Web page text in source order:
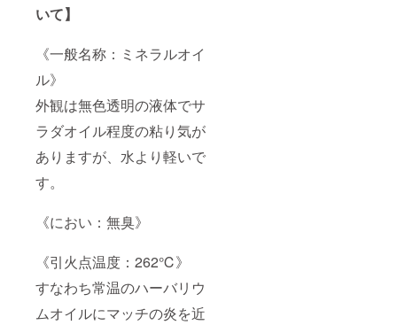
いて】
《一般名称：ミネラルオイ
ル》
外観は無色透明の液体でサ
ラダオイル程度の粘り気が
ありますが、水より軽いで
す。
《におい：無臭》
《引火点温度：262℃》
すなわち常温のハーバリウ
ムオイルにマッチの炎を近